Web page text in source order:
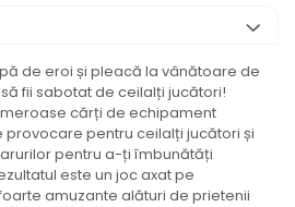
de eroi și pleacă la vânătoare de
fii sabotat de ceilalți jucători!
cărți de echipament
provocare pentru ceilalți jucători și
pentru a-ți îmbunătăți
este un joc axat pe
amuzante alături de prietenii